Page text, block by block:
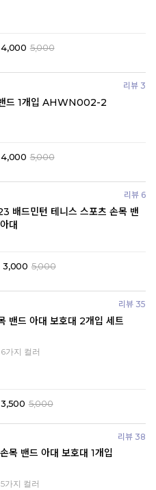
4,000 5,000
리뷰 3
드 1개입 AHWN002-2
4,000 5,000
리뷰 6
배드민턴 테니스 스포츠 손목 밴
대
3,000 5,000
리뷰 35
밴드 아대 보호대 2개입 세트
가지 컬러
3,500 5,000
리뷰 38
목 밴드 아대 보호대 1개입
가지 컬러